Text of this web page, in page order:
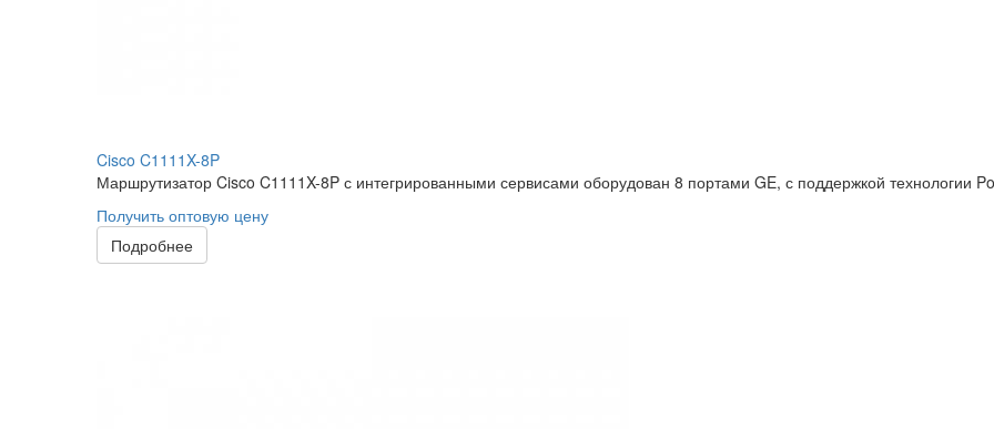
Cisco C1111X-8P
Маршрутизатор Cisco C1111X-8P с интегрированными сервисами оборудован 8 портами GE, с поддержкой технологии
Получить оптовую цену
Подробнее